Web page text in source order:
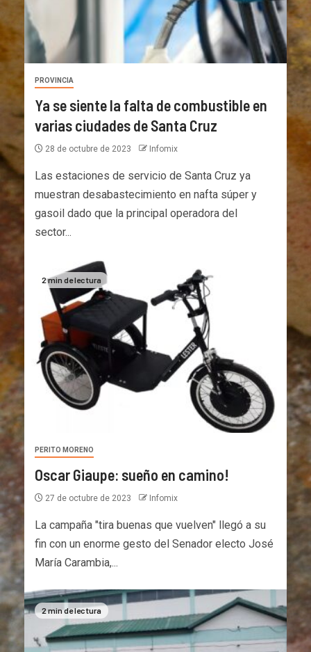
PROVINCIA
Ya se siente la falta de combustible en
varias ciudades de Santa Cruz
28 de octubre de 2023 Infomix
Las estaciones de servicio de Santa Cruz ya
muestran desabastecimiento en nafta súper y
gasoil dado que la principal operadora del
sector...
2 min de lectura
PERITO MORENO
Oscar Giaupe: sueño en camino!
27 de octubre de 2023 Infomix
La campaña "tira buenas que vuelven" llegó a su
fin con un enorme gesto del Senador electo José
María Carambia,...
2 min de lectura